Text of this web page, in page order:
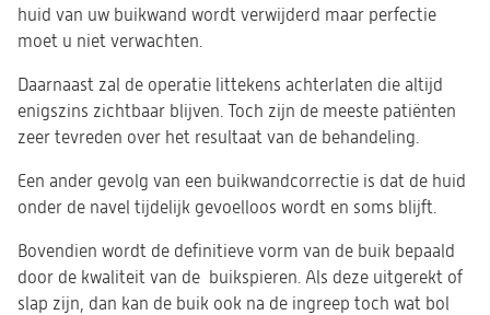
huid van uw buikwand wordt verwijderd maar perfectie
moet u niet verwachten.
Daarnaast zal de operatie littekens achterlaten die altijd
enigszins zichtbaar blijven. Toch zijn de meeste patiënten
zeer tevreden over het resultaat van de behandeling.
Een ander gevolg van een buikwandcorrectie is dat de huid
onder de navel tijdelijk gevoelloos wordt en soms blijft.
Bovendien wordt de definitieve vorm van de buik bepaald
door de kwaliteit van de buikspieren. Als deze uitgerekt of
slap zijn, dan kan de buik ook na de ingreep toch wat bol